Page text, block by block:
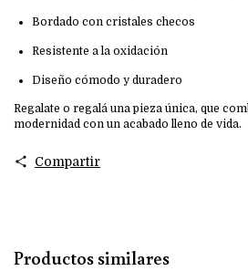
Bordado con cristales checos
Resistente a la oxidación
Diseño cómodo y duradero
Regalate o regalá una pieza única, que
modernidad con un acabado lleno de vida.
Compartir
Productos similares